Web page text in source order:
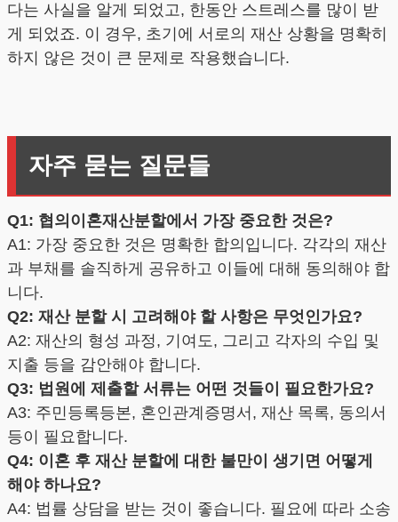
다는 사실을 알게 되었고, 한동안 스트레스를 많이 받
게 되었죠. 이 경우, 초기에 서로의 재산 상황을 명확히
하지 않은 것이 큰 문제로 작용했습니다.
자주 묻는 질문들
Q1: 협의이혼재산분할에서 가장 중요한 것은?
A1: 가장 중요한 것은 명확한 합의입니다. 각각의 재산
과 부채를 솔직하게 공유하고 이들에 대해 동의해야 합
니다.
Q2: 재산 분할 시 고려해야 할 사항은 무엇인가요?
A2: 재산의 형성 과정, 기여도, 그리고 각자의 수입 및
지출 등을 감안해야 합니다.
Q3: 법원에 제출할 서류는 어떤 것들이 필요한가요?
A3: 주민등록등본, 혼인관계증명서, 재산 목록, 동의서
등이 필요합니다.
Q4: 이혼 후 재산 분할에 대한 불만이 생기면 어떻게
해야 하나요?
A4: 법률 상담을 받는 것이 좋습니다. 필요에 따라 소송